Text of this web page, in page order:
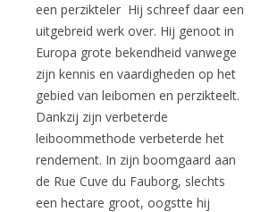
een perzikteler Hij schreef daar een
uitgebreid werk over. Hij genoot in
Europa grote bekendheid vanwege
zijn kennis en vaardigheden op het
gebied van leibomen en perzikteelt.
Dankzij zijn verbeterde
leiboommethode verbeterde het
rendement. In zijn boomgaard aan
de Rue Cuve du Fauborg, slechts
een hectare groot, oogstte hij